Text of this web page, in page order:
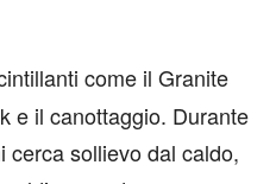
come il Granite
e il canottaggio. Durante
cerca sollievo dal caldo,